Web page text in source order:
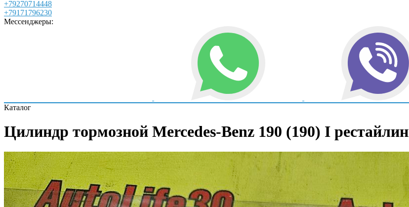
+79270714448
+79171796230
Мессенджеры:
Каталог
Цилиндр тормозной Mercedes-Benz 190 (190) I